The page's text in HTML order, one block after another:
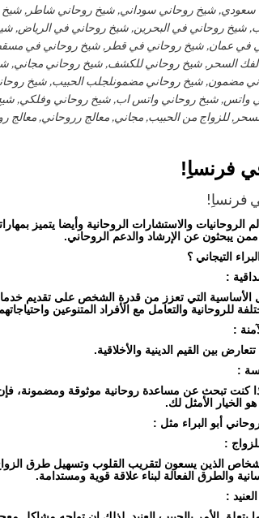
شيخ روحاني سوداني, شيخ روحاني شاطر, شيخ
روحاني في البحرين, شيخ روحاني في الرياض,
في عمان, شيخ روحاني في قطر, شيخ روحاني في
السحر, شيخ روحاني للكشف, شيخ روحاني مجاني,
مضمون, شيخ روحاني مضمونلجلب الحبيب, شيخ
واتس, شيخ روحاني واتس اب, شيخ روحاني وفلكي,
للزواج من الحبيب, مجاني, معالج رروحاني, معالج
فرنساِ!
فرنساِ!
الروحانيات والاستشارات الروحانية وأيضا يتميز
ممن يبحثون عن الإرشاد والدعم الروحاني.
التيجاني ؟
:
الأساسية التي تعزز من قدرة الشخص على تقديم
للروحانية والتعامل مع الأفراد المتنوعين
:
بين القيم الدينية والأخلاقية.
:
كنت تبحث عن مساعدة روحانية موثوقة ومضمونة،
هو الخيار الأمثل لك.
أبو البراء مثل :
:
الذين يسعون لتقريب القلوب وتسهيل طرق
والطرق الفعالة لبناء علاقة قوية ومستدامة.
: